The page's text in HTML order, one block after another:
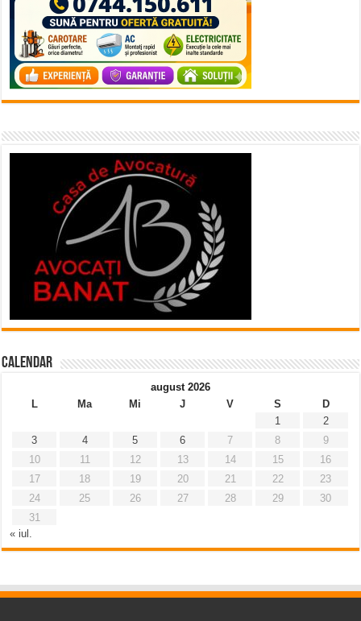
Calendar
august 2026
L
Ma Mi J V S
D
1
2
3
4 5 6 7 8
9
10
11 12 13 14 15
16
17
18 19 20 21 22
23
24
25 26 27 28 29
30
31
« iul.